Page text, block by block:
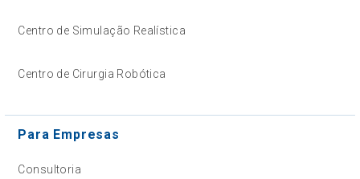
Centro de Simulação Realística
Centro de Cirurgia Robótica
Para Empresas
Consultoria